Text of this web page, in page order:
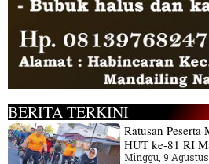
BERITA TERKINI
Ratusan
HUT ke-81 RI
Minggu, 9